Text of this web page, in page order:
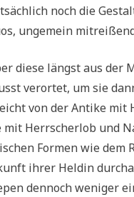
noch die
ungemein
längst aus der
verortet, um sie
von der Antike mit
mit Herrscherlob und
Formen wie
ihrer Heldin
dennoch weniger